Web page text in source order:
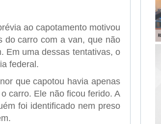
ao capotamento motivou
do carro com a van, que não
Em uma dessas tentativas, o
federal.
que capotou havia apenas
carro. Ele não ficou ferido. A
foi identificado nem preso